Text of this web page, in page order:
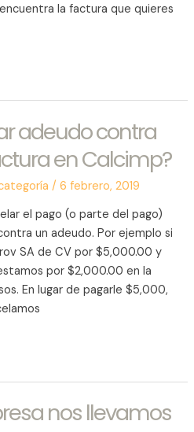
la factura que quieres
adeudo contra
en Calcimp?
/6 febrero, 2019
el pago (o parte del pago)
un adeudo. Por ejemplo si
SA de CV por $5,000.00 y
por $2,000.00 en la
En lugar de pagarle $5,000,
nos llevamos